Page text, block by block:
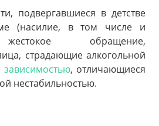
подвергавшиеся в детстве
(насилие, в том числе и
обращение,
страдающие алкогольной
зависимостью, отличающиеся
нестабильностью.